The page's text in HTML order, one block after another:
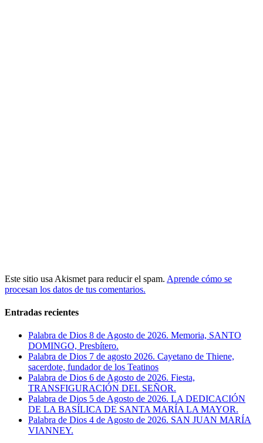
Este sitio usa Akismet para reducir el spam. Aprende cómo se
procesan los datos de tus comentarios.
Entradas recientes
Palabra de Dios 8 de Agosto de 2026. Memoria, SANTO
DOMINGO, Presbítero.
Palabra de Dios 7 de agosto 2026. Cayetano de Thiene,
sacerdote, fundador de los Teatinos
Palabra de Dios 6 de Agosto de 2026. Fiesta,
TRANSFIGURACIÓN DEL SEÑOR.
Palabra de Dios 5 de Agosto de 2026. LA DEDICACIÓN
DE LA BASÍLICA DE SANTA MARÍA LA MAYOR.
Palabra de Dios 4 de Agosto de 2026. SAN JUAN MARÍA
VIANNEY.